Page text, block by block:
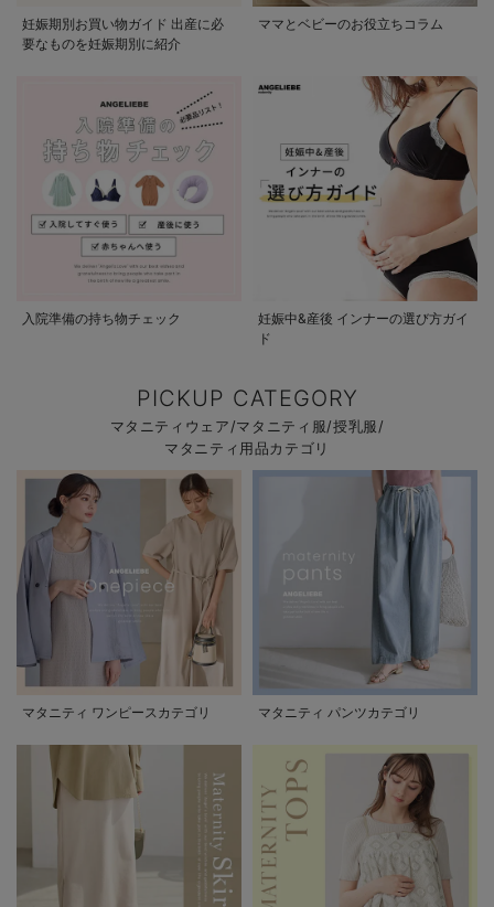
妊娠期別お買い物ガイド 出産に必
要なものを妊娠期別に紹介
ママとベビーのお役立ちコラム
入院準備の持ち物チェック
妊娠中&産後 インナーの選び方ガイ
ド
PICKUP CATEGORY
マタニティウェア/マタニティ服/授乳服/
マタニティ用品カテゴリ
マタニティ ワンピースカテゴリ マタニティ パンツカテゴリ